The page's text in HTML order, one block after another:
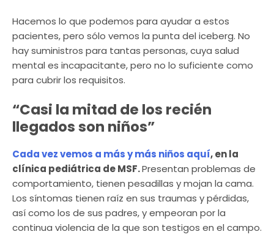
Hacemos lo que podemos para ayudar a estos
pacientes, pero sólo vemos la punta del iceberg. No
hay suministros para tantas personas, cuya salud
mental es incapacitante, pero no lo suficiente como
para cubrir los requisitos.
“Casi la mitad de los recién
llegados son niños”
Cada vez vemos a más y más niños aquí, en la
clínica pediátrica de MSF.Presentan problemas de
comportamiento, tienen pesadillas y mojan la cama.
Los síntomas tienen raíz en sus traumas y pérdidas,
así como los de sus padres, y empeoran por la
continua violencia de la que son testigos en el campo.